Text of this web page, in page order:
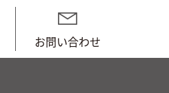
お問い合わせ